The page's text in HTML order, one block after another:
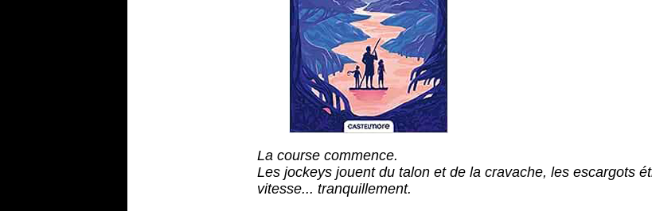
La course commence.
Les jockeys jouent du talon et de la cravache, les escargots
vitesse... tranquillement.